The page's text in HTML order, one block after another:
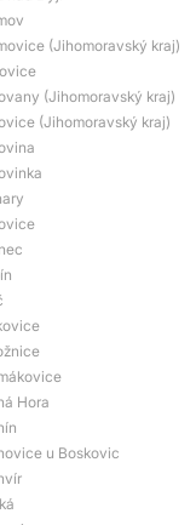
(Jihomoravský kraj)
(Jihomoravský kraj)
(Jihomoravský kraj)
Hora
u Boskovic